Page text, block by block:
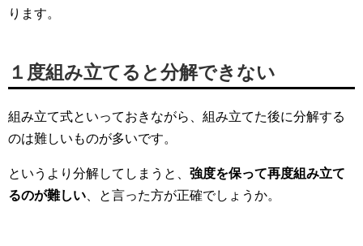
ります。
１度組み立てると分解できない
組み立て式といっておきながら、組み立てた後に分解する
のは難しいものが多いです。
というより分解してしまうと、 強度を保って再度組み立て
るのが難しい 、と言った方が正確でしょうか。